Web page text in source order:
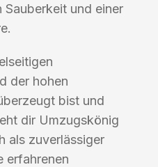
und einer
der hohen
bist und
dir Umzugskönig
als zuverlässiger
erfahrenen